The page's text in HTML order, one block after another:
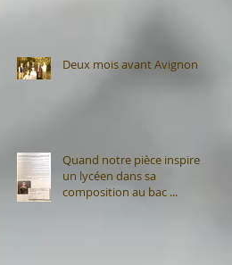
Deux mois avant Avignon
Quand notre pièce inspire
un lycéen dans sa
composition au bac ...